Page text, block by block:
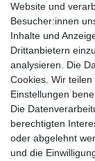
traumlampen-
gastrogeraete24-
soziale Medien
Facebook
sicher
Website und
Besucher:innen
Inhalte und
Drittanbietern
analysieren. Die
Cookies. Wir
Einstellungen
Die
berechtigten
oder abgelehnt
und die